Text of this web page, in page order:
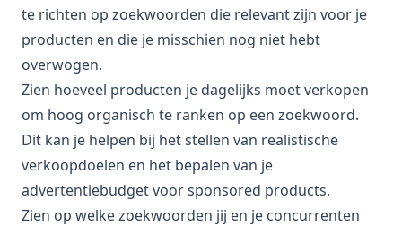
te richten op zoekwoorden die relevant zijn voor je
producten en die je misschien nog niet hebt
overwogen.
Zien hoeveel producten je dagelijks moet verkopen
om hoog organisch te ranken op een zoekwoord.
Dit kan je helpen bij het stellen van realistische
verkoopdoelen en het bepalen van je
advertentiebudget voor sponsored products.
Zien op welke zoekwoorden jij en je concurrenten